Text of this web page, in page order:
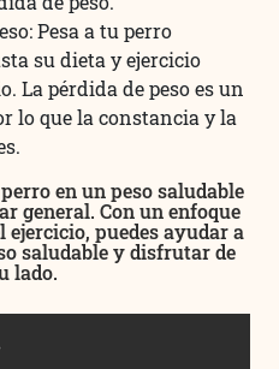
Pesa a tu perro
su dieta y ejercicio
La pérdida de peso es un
lo que la constancia y la
en un peso saludable
general. Con un enfoque
puedes ayudar a
saludable y disfrutar de
lado.